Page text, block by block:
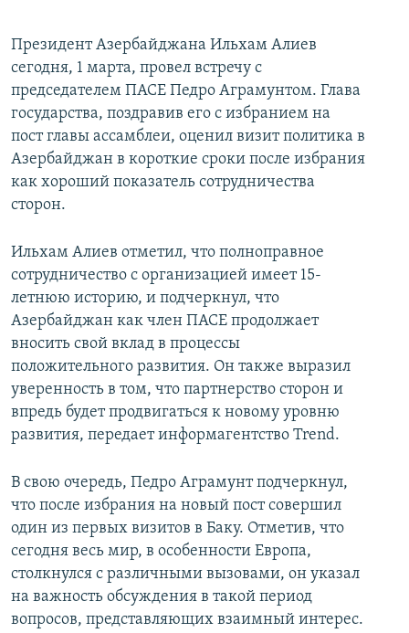
BIZIMLƏ ƏLAQƏ
XƏBƏR BÜLLETENLƏRIMIZ
Президент Азербайджана Ильхам Алиев
сегодня, 1 марта, провел встречу с
председателем ПАСЕ Педро Аграмунтом. Глава
государства, поздравив его с избранием на
пост главы ассамблеи, оценил визит политика в
Азербайджан в короткие сроки после избрания
как хороший показатель сотрудничества
сторон.
Ильхам Алиев отметил, что полноправное
сотрудничество с организацией имеет 15-
летнюю историю, и подчеркнул, что
Азербайджан как член ПАСЕ продолжает
вносить свой вклад в процессы
положительного развития. Он также выразил
уверенность в том, что партнерство сторон и
впредь будет продвигаться к новому уровню
развития, передает информагентство Trend.
В свою очередь, Педро Аграмунт подчеркнул,
что после избрания на новый пост совершил
один из первых визитов в Баку. Отметив, что
сегодня весь мир, в особенности Европа,
столкнулся с различными вызовами, он указал
на важность обсуждения в такой период
вопросов, представляющих взаимный интерес.